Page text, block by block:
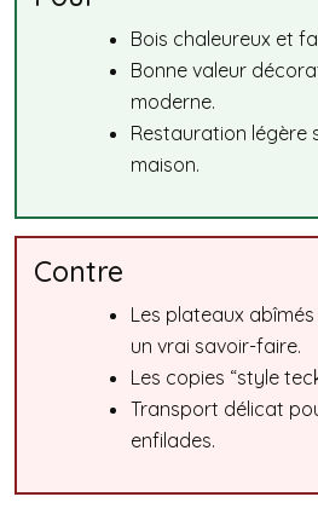
Bois chaleureux et
Bonne valeur
moderne.
Restauration légère
maison.
Contre
Les plateaux
un vrai savoir-faire.
Les copies “style
Transport délicat
enfilades.